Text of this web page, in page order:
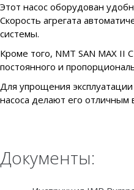
Этот насос оборудован
Скорость агрегата
системы.
Кроме того, NMT SAN MAX
постоянного и
Для упрощения
насоса делают его
Документы: